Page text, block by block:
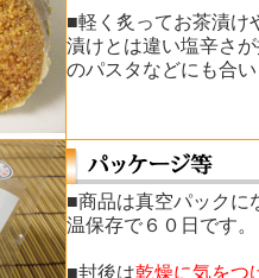
■軽く炙ってお茶漬け
漬けとは違い塩辛さ
のパスタなどにも合
■商品は真空パックに
温保存で６０日です。
■封後は乾燥に気をつ